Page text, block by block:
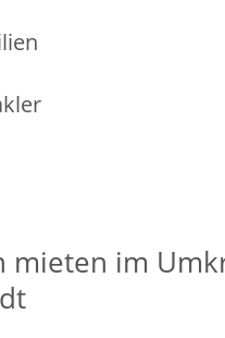
mieten im